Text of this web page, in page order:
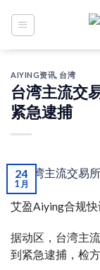
AIYING资讯 台湾
台湾主流交
紧急逮捕
24
1 月
艾盈Aiying合规快
据动区，台湾主
到紧急逮捕，检